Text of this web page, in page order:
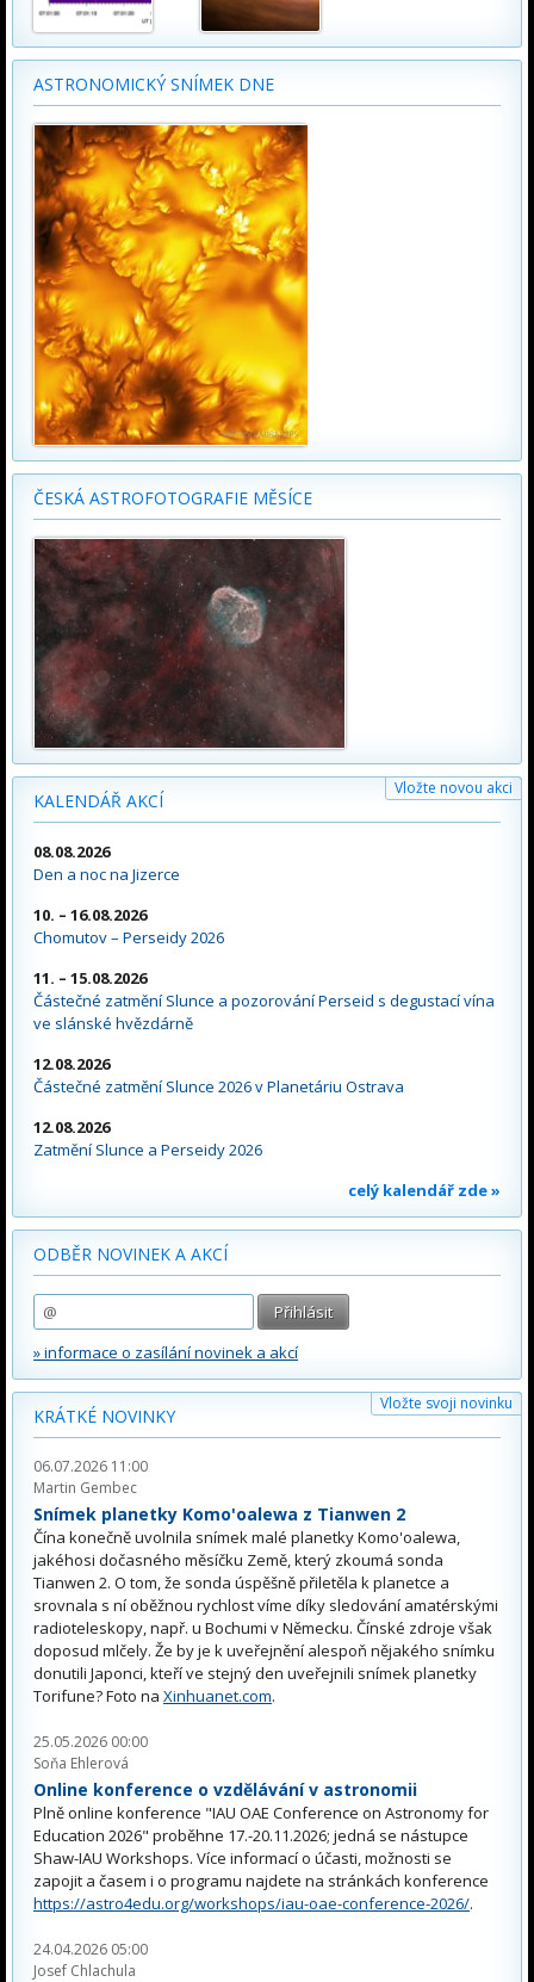
ASTRONOMICKÝ SNÍMEK DNE
ČESKÁ ASTROFOTOGRAFIE MĚSÍCE
KALENDÁŘ AKCÍ
Vložte novou akci
08.08.2026
Den a noc na Jizerce
10. – 16.08.2026
Chomutov – Perseidy 2026
11. – 15.08.2026
Částečné zatmění Slunce a pozorování Perseid s degustací vína
ve slánské hvězdárně
12.08.2026
Částečné zatmění Slunce 2026 v Planetáriu Ostrava
12.08.2026
Zatmění Slunce a Perseidy 2026
celý kalendář zde »
ODBĚR NOVINEK A AKCÍ
» informace o zasílání novinek a akcí
Vložte svoji novinku
KRÁTKÉ NOVINKY
06.07.2026 11:00
Martin Gembec
Snímek planetky Komo'oalewa z Tianwen 2
Čína konečně uvolnila snímek malé planetky Komo'oalewa,
jakéhosi dočasného měsíčku Země, který zkoumá sonda
Tianwen 2. O tom, že sonda úspěšně přiletěla k planetce a
srovnala s ní oběžnou rychlost víme díky sledování amatérskými
radioteleskopy, např. u Bochumi v Německu. Čínské zdroje však
doposud mlčely. Že by je k uveřejnění alespoň nějakého snímku
donutili Japonci, kteří ve stejný den uveřejnili snímek planetky
Torifune? Foto na Xinhuanet.com.
25.05.2026 00:00
Soňa Ehlerová
Online konference o vzdělávání v astronomii
Plně online konference "IAU OAE Conference on Astronomy for
Education 2026" proběhne 17.-20.11.2026; jedná se nástupce
Shaw-IAU Workshops. Více informací o účasti, možnosti se
zapojit a časem i o programu najdete na stránkách konference
https://astro4edu.org/workshops/iau-oae-conference-2026/.
24.04.2026 05:00
Josef Chlachula